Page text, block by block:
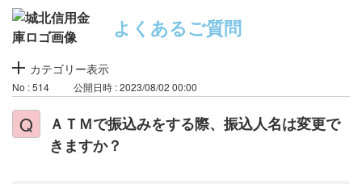
よくあるご質問
カテゴリー表示
No : 514 公開日時 : 2023/08/02 00:00
ＡＴＭで振込みをする際、振込人名は変更で
きますか？